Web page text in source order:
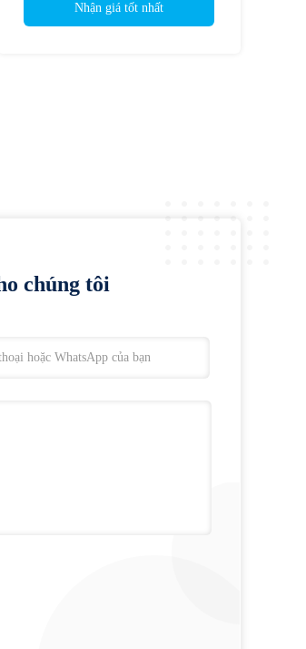
Nhận giá tốt nhất
chúng tôi